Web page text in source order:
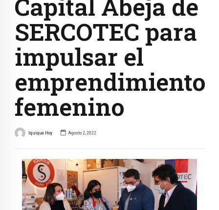
Capital Abeja de
SERCOTEC para
impulsar el
emprendimiento
femenino
Iquique Hoy Agosto 2, 2022